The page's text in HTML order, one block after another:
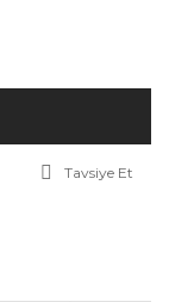
Tavsiye Et